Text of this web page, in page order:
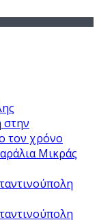
στην
τον χρόνο
Μικράς